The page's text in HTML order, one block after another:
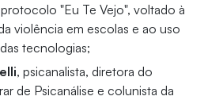
"Eu Te Vejo", voltado à
violência em escolas e ao uso
tecnologias;
, psicanalista, diretora do
de Psicanálise e colunista da